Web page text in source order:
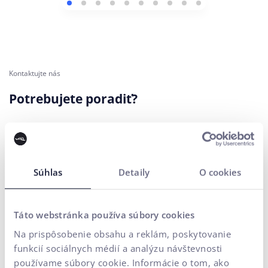
Súhlas Detaily O cookies
Táto webstránka používa súbory cookies
Na prispôsobenie obsahu a reklám, poskytovanie
funkcií sociálnych médií a analýzu návštevnosti
používame súbory cookie. Informácie o tom, ako
Kontaktujte nás
Potrebujete poradiť?
Vaše meno*
E-mailová adresa*
Telefónne číslo
Vaša správa*